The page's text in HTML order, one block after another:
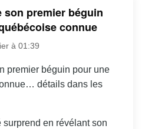
son premier béguin
connue
à 01:39
premier béguin pour une
détails dans les
en révélant son